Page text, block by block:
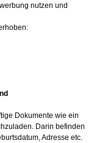
nutzen und
Dokumente wie ein
Darin befinden
Adresse etc.